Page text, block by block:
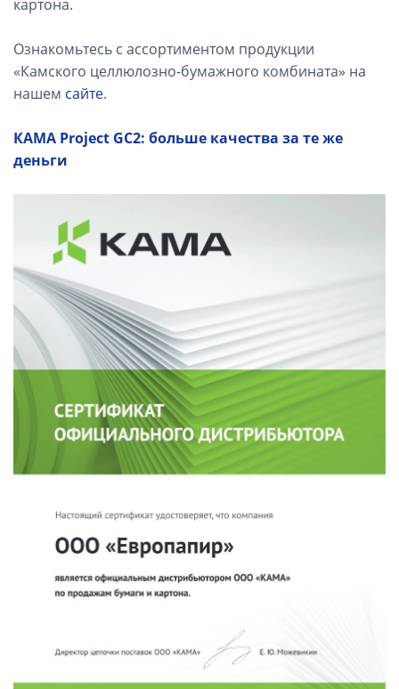
картона.
Ознакомьтесь с ассортиментом продукции
«Камского целлюлозно-бумажного комбината» на
нашем сайте.
КАМА Project GC2: больше качества за те же
деньги